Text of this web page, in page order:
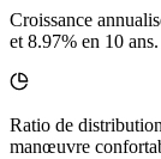
Croissance
et 8.97% en 10 ans.
Ratio de
manœuvre